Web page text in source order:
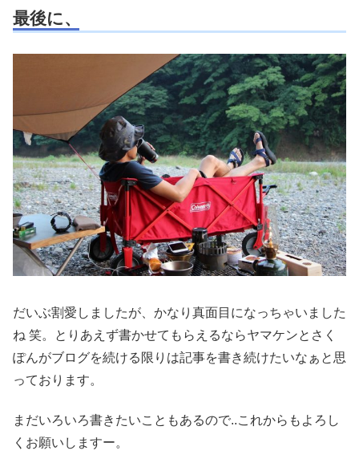
最後に、
だいぶ割愛しましたが、かなり真面目になっちゃいました
ね 笑。とりあえず書かせてもらえるならヤマケンとさく
ぽんがブログを続ける限りは記事を書き続けたいなぁと思
っております。
まだいろいろ書きたいこともあるので..これからもよろし
くお願いしますー。